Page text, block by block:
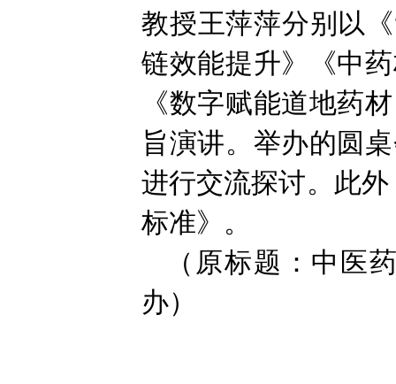
教授王萍萍分别以
链效能提升》《中
《数字赋能道地药
旨演讲。举办的圆
进行交流探讨。此
标准》。
（原标题：中医
办）